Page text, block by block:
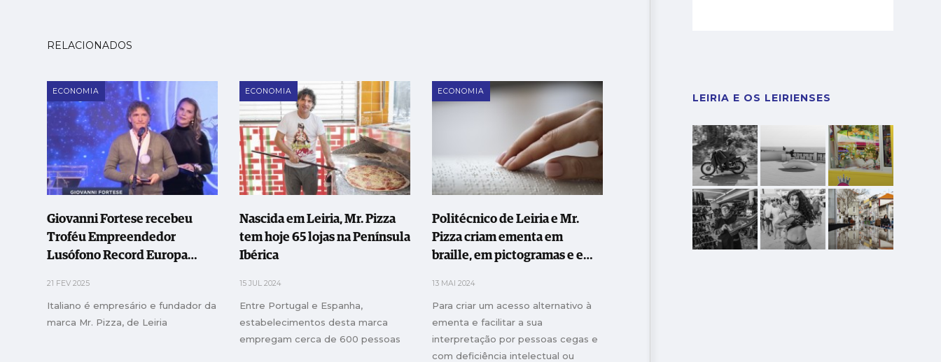
RELACIONADOS
ECONOMIA
Giovanni Fortese recebeu
Troféu Empreendedor
Lusófono Record Europa
21 FEV 2025
Italiano é empresário e fundador da
marca Mr. Pizza, de Leiria
ECONOMIA
Nascida em Leiria, Mr. Pizza
tem hoje 65 lojas na Península
Ibérica
15 JUL 2024
Entre Portugal e Espanha,
estabelecimentos desta marca
empregam cerca de 600 pessoas
ECONOMIA
Politécnico de Leiria e Mr.
Pizza criam ementa em
braille, em pictogramas e em
13 MAI 2024
Para criar um acesso alternativo à
ementa e facilitar a sua
interpretação por pessoas cegas e
com deficiência intelectual ou
LEIRIA E OS LEIRIENSES